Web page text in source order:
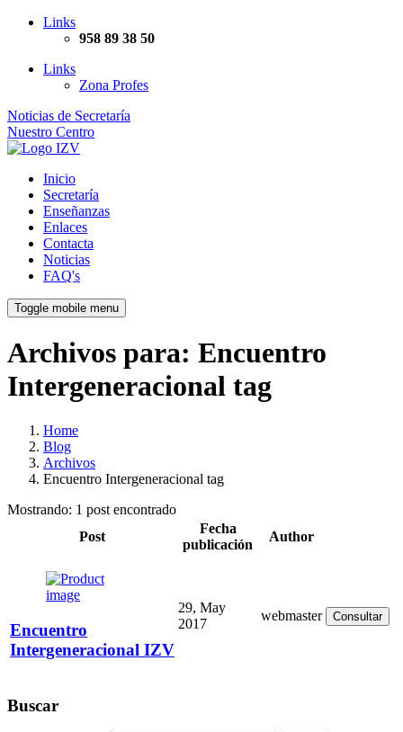
Links
958 89 38 50
Links
Zona Profes
Noticias de Secretaría
Nuestro Centro
Inicio
Secretaría
Enseñanzas
Enlaces
Contacta
Noticias
FAQ's
Toggle mobile menu
Archivos para: Encuentro
Intergeneracional tag
Home
Blog
Archivos
Encuentro Intergeneracional tag
Mostrando: 1 post encontrado
Post
Fecha
publicación
Author
Encuentro
Intergeneracional IZV
29, May
2017
webmaster Consultar
Buscar